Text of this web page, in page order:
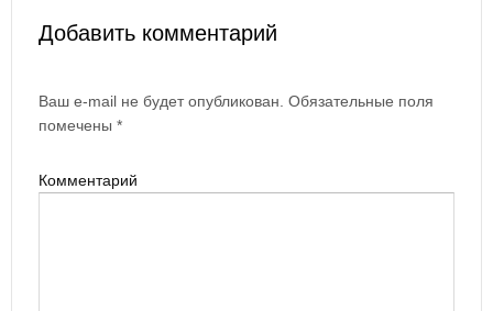
Добавить комментарий
Ваш e-mail не будет опубликован. Обязательные поля
помечены *
Комментарий